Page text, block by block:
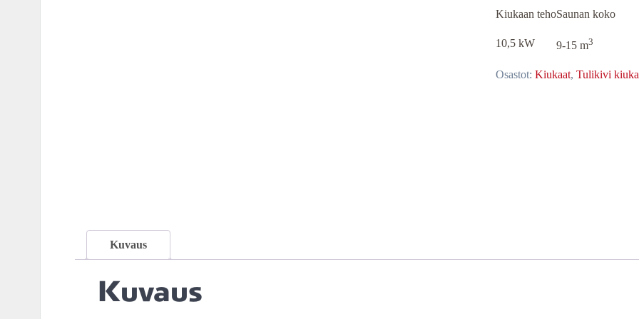
Kiukaan teho
10,5 kW
Saunan koko
9-15 m3
Osastot: Kiukaat, Tulikivi
Kuvaus
Kuvaus